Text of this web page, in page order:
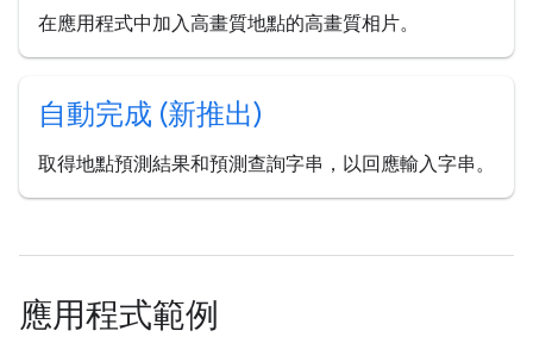
在應用程式中加入高畫質地點的高畫質相片。
自動完成 (新推出)
取得地點預測結果和預測查詢字串，以回應輸入字串。
應用程式範例